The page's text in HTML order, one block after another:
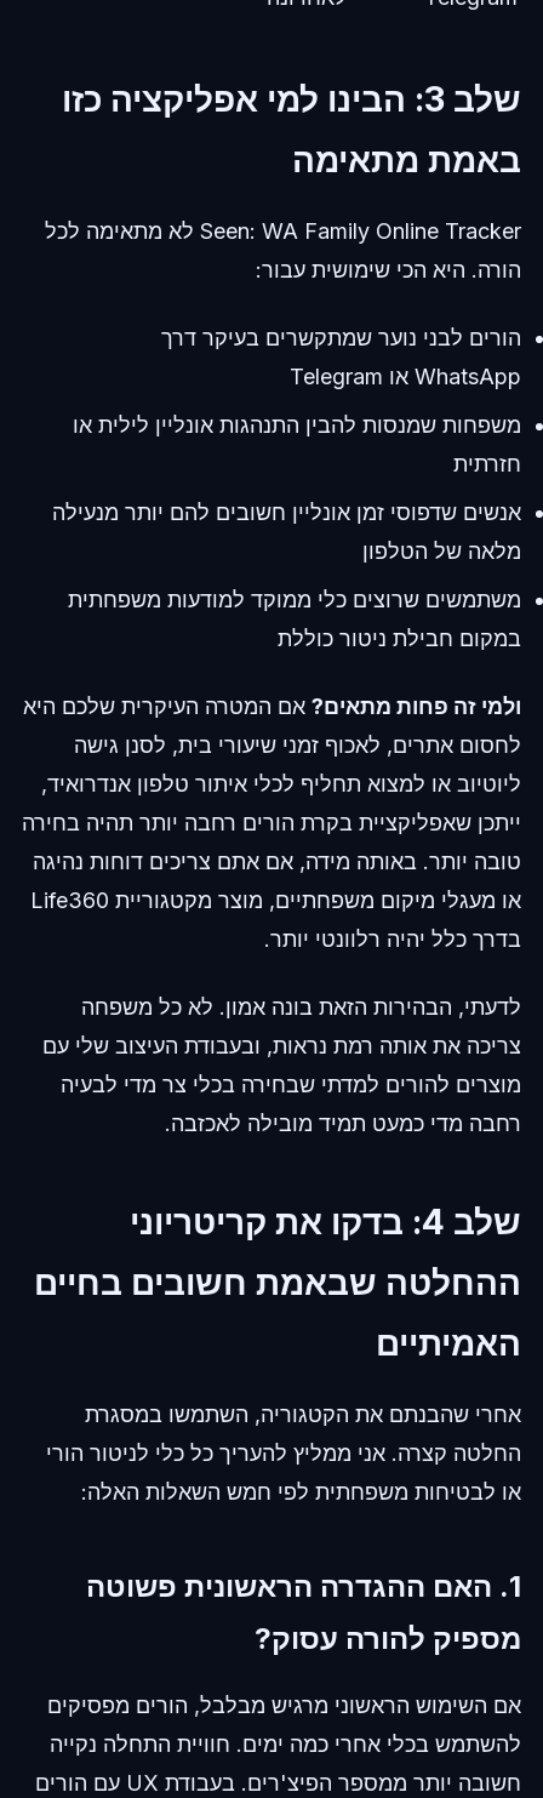
שלב 3: הבינו למי אפליקציה כזו
באמת מתאימה
Seen: WA Family Online Tracker לא מתאימה לכל
הורה. היא הכי שימושית עבור:
הורים לבני נוער שמתקשרים בעיקר דרך
WhatsApp או Telegram
משפחות שמנסות להבין התנהגות אונליין לילית או
חזרתית
אנשים שדפוסי זמן אונליין חשובים להם יותר מנעילה
מלאה של הטלפון
משתמשים שרוצים כלי ממוקד למודעות משפחתית
במקום חבילת ניטור כוללת
ולמי זה פחות מתאים?אם המטרה העיקרית שלכם היא
לחסום אתרים, לאכוף זמני שיעורי בית, לסנן גישה
ליוטיוב או למצוא תחליף לכלי איתור טלפון אנדרואיד,
ייתכן שאפליקציית בקרת הורים רחבה יותר תהיה בחירה
טובה יותר. באותה מידה, אם אתם צריכים דוחות נהיגה
או מעגלי מיקום משפחתיים, מוצר מקטגוריית Life360
בדרך כלל יהיה רלוונטי יותר.
לדעתי, הבהירות הזאת בונה אמון. לא כל משפחה
צריכה את אותה רמת נראות, ובעבודת העיצוב שלי עם
מוצרים להורים למדתי שבחירה בכלי צר מדי לבעיה
רחבה מדי כמעט תמיד מובילה לאכזבה.
שלב 4: בדקו את קריטריוני
ההחלטה שבאמת חשובים בחיים
האמיתיים
אחרי שהבנתם את הקטגוריה, השתמשו במסגרת
החלטה קצרה. אני ממליץ להעריך כל כלי לניטור הורי
או לבטיחות משפחתית לפי חמש השאלות האלה:
1. האם ההגדרה הראשונית פשוטה
מספיק להורה עסוק?
אם השימוש הראשוני מרגיש מבלבל, הורים מפסיקים
להשתמש בכלי אחרי כמה ימים. חוויית התחלה נקייה
חשובה יותר ממספר הפיצ'רים. בעבודת UX עם הורים